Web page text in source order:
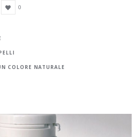
0
COLORE NATURALE